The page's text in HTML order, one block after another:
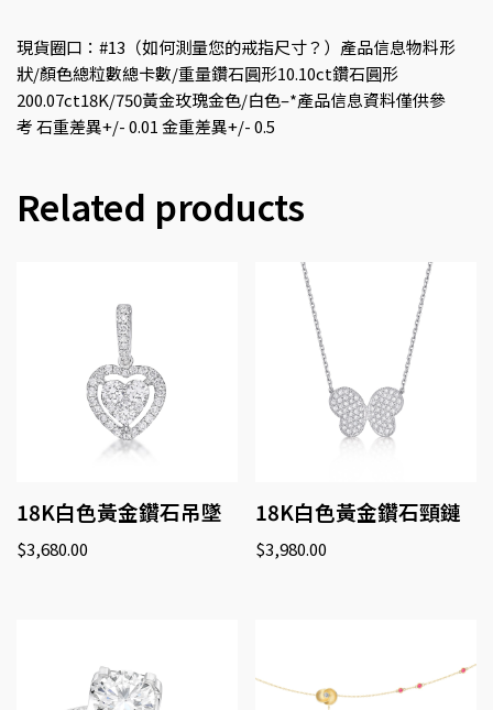
現貨圈口：#13（如何測量您的戒指尺寸？）產品信息物料形
狀/顏色總粒數總卡數/重量鑽石圓形10.10ct鑽石圓形
200.07ct18K/750黃金玫瑰金色/白色–*產品信息資料僅供參
考 石重差異+/- 0.01 金重差異+/- 0.5
Related products
18K白色黃金鑽石吊墜
$3,680.00
18K白色黃金鑽石頸鏈
$3,980.00